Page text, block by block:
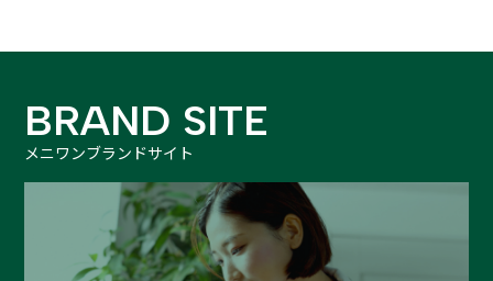
BRAND SITE
メニワンブランドサイト